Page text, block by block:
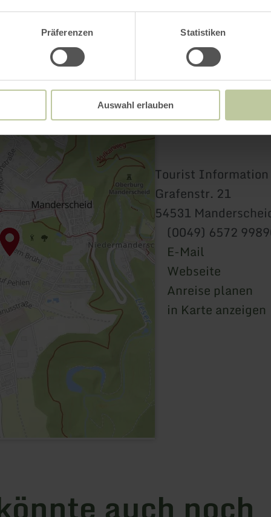
Präferenzen Statistiken
Auswahl erlauben
Tourist
Grafenstr. 21
54531
(0049) 6572
E-Mail
Webseite
Anreise planen
in Karte anzeigen